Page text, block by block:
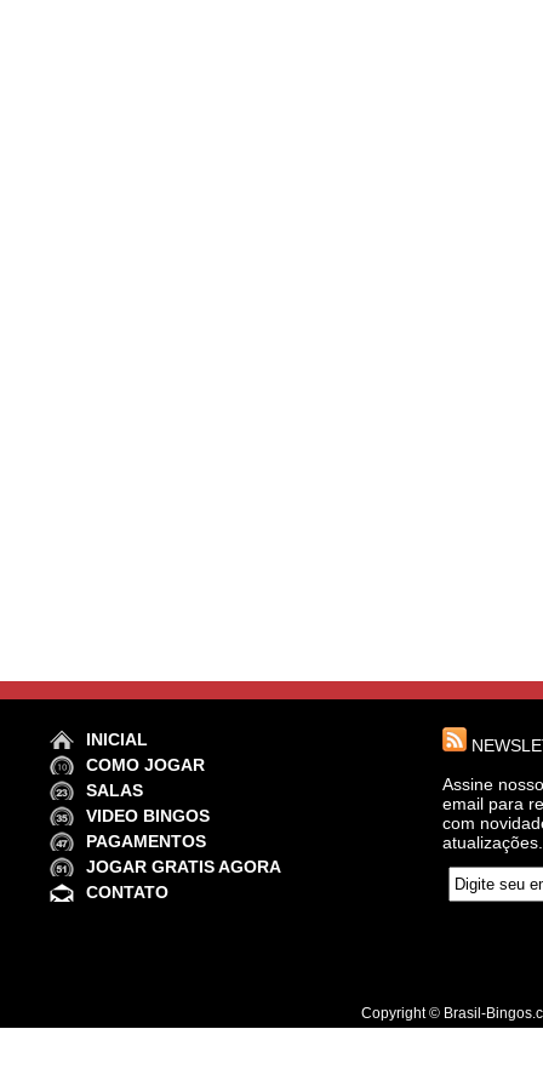
INICIAL
COMO JOGAR
SALAS
VIDEO BINGOS
PAGAMENTOS
JOGAR GRATIS AGORA
CONTATO
Assine
email para
com
atualizações.
Copyright © Brasil-Bingos.com